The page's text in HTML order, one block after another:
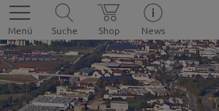
Menü Suche Shop
News